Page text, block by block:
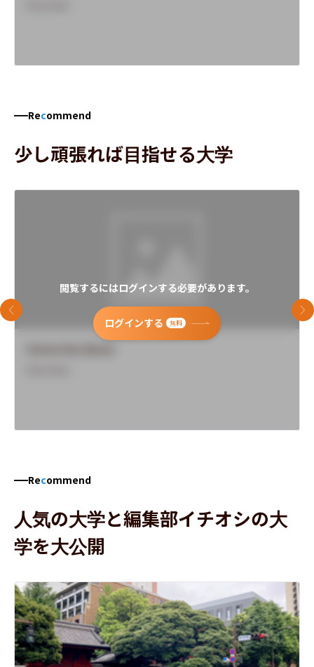
Recommend
少し頑張れば目指せる大学
閲覧するにはログインする必要があります。
ログインする 無料
前のスライド 次
Recommend
人気の大学と編集部イチオシの大
学を大公開